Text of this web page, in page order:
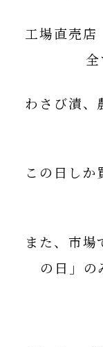
工場直売店
わさび漬、
この日しか
また、市場
の日」の